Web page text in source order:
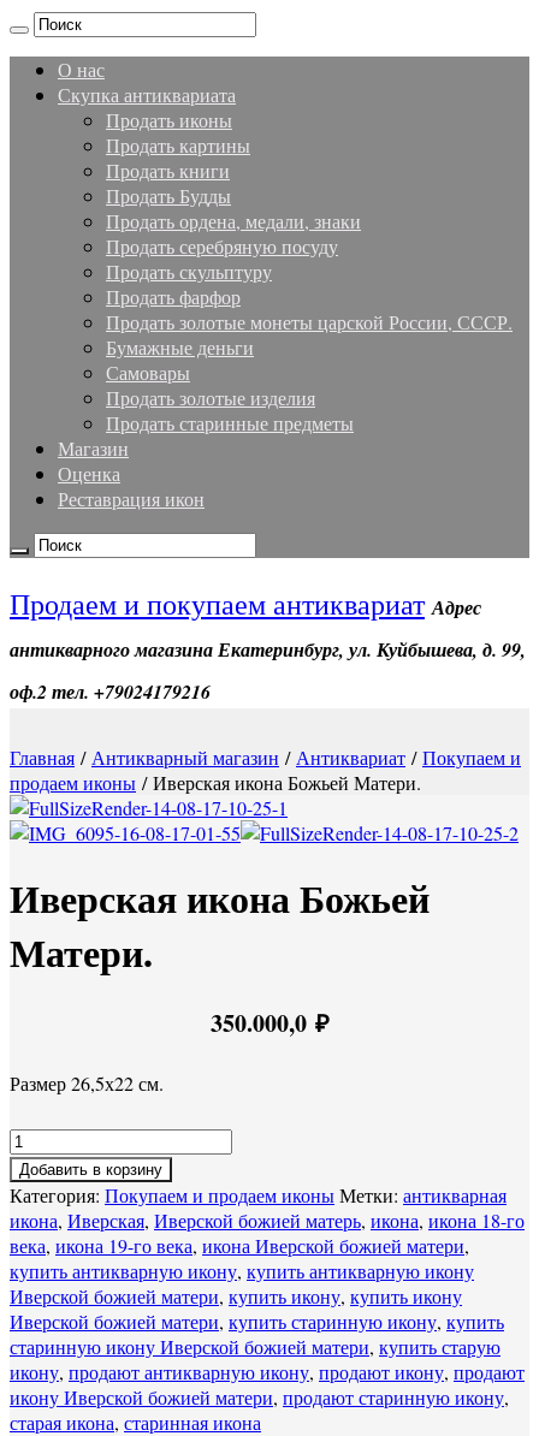
О нас
Скупка антиквариата
Продать иконы
Продать картины
Продать книги
Продать Будды
Продать ордена, медали, знаки
Продать серебряную посуду
Продать скульптуру
Продать фарфор
Продать золотые монеты царской России, СССР.
Бумажные деньги
Самовары
Продать золотые изделия
Продать старинные предметы
Магазин
Оценка
Реставрация икон
Продаем и покупаем антиквариат Адрес
антикварного магазина Екатеринбург, ул. Куйбышева, д. 99,
оф.2 тел. +79024179216
Главная / Антикварный магазин / Антиквариат /Покупаем и
продаем иконы / Иверская икона Божьей Матери.
Иверская икона Божьей
Матери.
350.000,0 ₽
Размер 26,5х22 см.
Добавить в корзину
Категория: Покупаем и продаем иконыМетки: антикварная
икона, Иверская, Иверской божией матерь, икона, икона 18-го
века, икона 19-го века, икона Иверской божией матери,
купить антикварную икону, купить антикварную икону
Иверской божией матери, купить икону, купить икону
Иверской божией матери, купить старинную икону, купить
старинную икону Иверской божией матери, купить старую
икону, продают антикварную икону, продают икону, продают
икону Иверской божией матери, продают старинную икону,
старая икона, старинная икона